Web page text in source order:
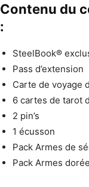
Contenu du
:
SteelBook®
Pass d’extension
Carte de voyage
6 cartes de tarot
2 pin’s
1 écusson
Pack Armes de
Pack Armes